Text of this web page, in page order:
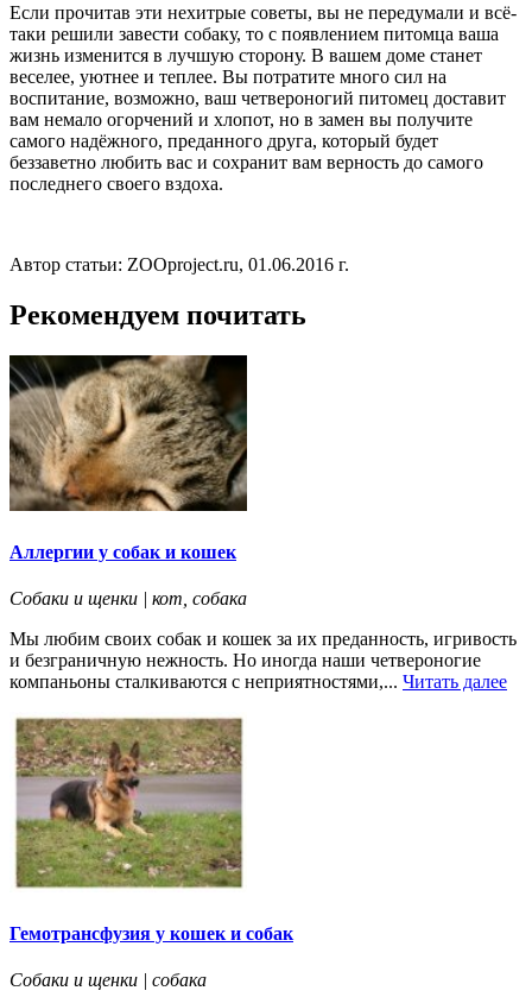
Если прочитав эти нехитрые советы, вы не передумали и всё-
таки решили завести собаку, то с появлением питомца ваша
жизнь изменится в лучшую сторону. В вашем доме станет
веселее, уютнее и теплее. Вы потратите много сил на
воспитание, возможно, ваш четвероногий питомец доставит
вам немало огорчений и хлопот, но в замен вы получите
самого надёжного, преданного друга, который будет
беззаветно любить вас и сохранит вам верность до самого
последнего своего вздоха.
Автор статьи: ZOOproject.ru, 01.06.2016 г.
Рекомендуем почитать
Аллергии у собак и кошек
Собаки и щенки | кот, собака
Мы любим своих собак и кошек за их преданность, игривость
и безграничную нежность. Но иногда наши четвероногие
компаньоны сталкиваются с неприятностями,... Читать далее
Гемотрансфузия у кошек и собак
Собаки и щенки | собака